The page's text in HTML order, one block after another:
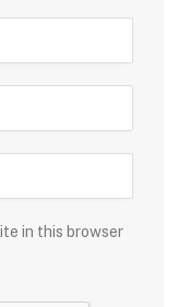
in this browser